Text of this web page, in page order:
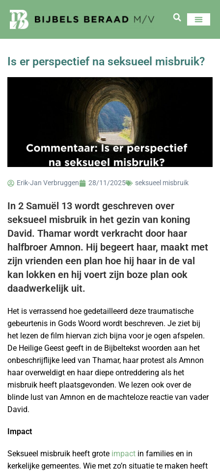
Is er perspectief na seksueel misbruik?
Erik-Jan Verbruggen 28/11/2025 seksueel misbruik
In 2 Samuël 13 wordt geschreven over
seksueel misbruik in het gezin van koning
David. Thamar wordt verkracht door haar
halfbroer Amnon. Hij begeert haar, maakt met
zijn vrienden een plan hoe hij haar in de val
kan lokken en hij voert zijn boze plan ook
daadwerkelijk uit.
Het is verrassend hoe gedetailleerd deze traumatische
gebeurtenis in Gods Woord wordt beschreven. Je ziet bij
het lezen de film hiervan zich bijna voor je ogen afspelen.
De Heilige Geest geeft in de Bijbeltekst woorden aan het
onbeschrijflijke leed van Thamar, haar protest als Amnon
haar overweldigt en haar diepe ontreddering als het
misbruik heeft plaatsgevonden. We lezen ook over de
blinde lust van Amnon en de machteloze reactie van vader
David.
Impact
Seksueel misbruik heeft grote impact in families en in
kerkelijke gemeentes. Wie met zo’n situatie te maken heeft